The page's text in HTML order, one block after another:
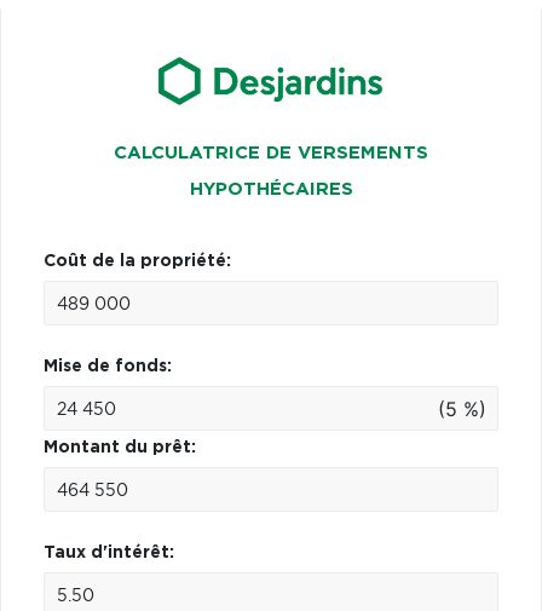
CALCULATRICE DE VERSEMENTS
HYPOTHÉCAIRES
Coût de la propriété:
Mise de fonds:
(5 %)
Montant du prêt:
Taux d'intérêt: